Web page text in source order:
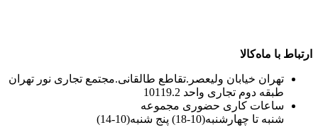
ارتباط با ماه‌کالا
تهران خیابان ولیعصر.تقاطع طالقانی.مجتمع تجاری نور تهران
طبقه دوم تجاری واحد 10119.2
ساعات کاری حضوری مجموعه
شنبه تا چهارشنبه(10-18) پنج شنبه(10-14)